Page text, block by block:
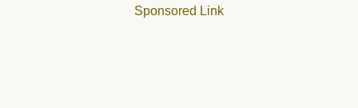
Sponsored Link